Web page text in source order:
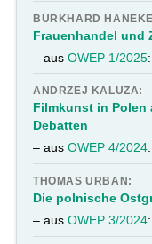
BURKHARD
Frauenhandel und
– ausOWEP 1/2025
ANDRZEJ KALUZA:
Filmkunst in
Debatten
– ausOWEP 4/2024
THOMAS URBAN:
Die polnische
– ausOWEP 3/2024